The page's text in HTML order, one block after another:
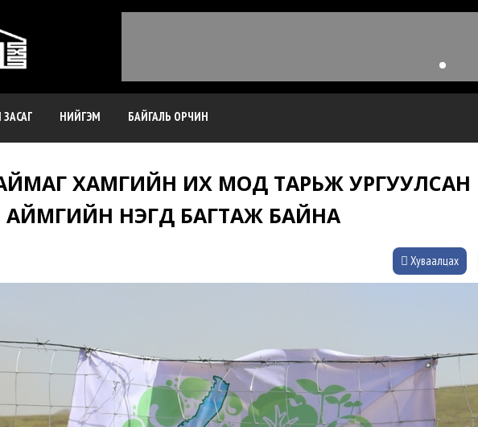
НИЙГЭМ БАЙГАЛЬ ОРЧИН
ХАМГИЙН ИХ МОД ТАРЬЖ УРГУУЛСАН
АЙМГИЙН НЭГД БАГТАЖ БАЙНА
Хуваалцах